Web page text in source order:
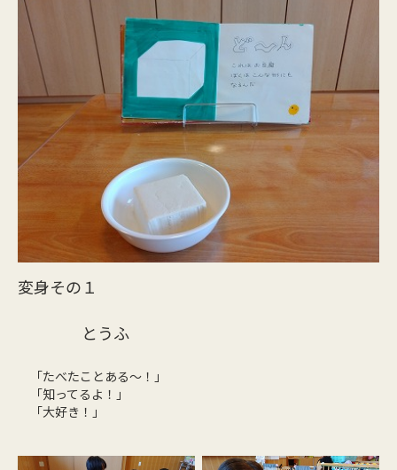
変身その１
とうふ
「たべたことある～！」
「知ってるよ！」
「大好き！」